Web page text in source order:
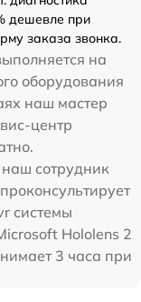
дешевле при
заказа звонка.
на
оборудования
наш мастер
центр
сотрудник
системы
Hololens 2
3 часа при